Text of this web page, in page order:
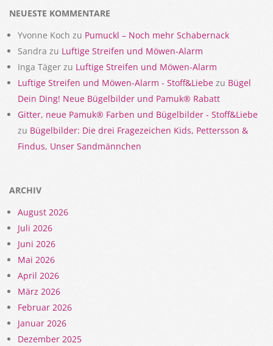
NEUESTE KOMMENTARE
Yvonne Koch zu Pumuckl – Noch mehr Schabernack
Sandra zu Luftige Streifen und Möwen-Alarm
Inga Täger zu Luftige Streifen und Möwen-Alarm
Luftige Streifen und Möwen-Alarm - Stoff&Liebe zu Bügel
Dein Ding! Neue Bügelbilder und Pamuk® Rabatt
Gitter, neue Pamuk® Farben und Bügelbilder - Stoff&Liebe
zu Bügelbilder: Die drei Fragezeichen Kids, Pettersson &
Findus, Unser Sandmännchen
ARCHIV
August 2026
Juli 2026
Juni 2026
Mai 2026
April 2026
März 2026
Februar 2026
Januar 2026
Dezember 2025